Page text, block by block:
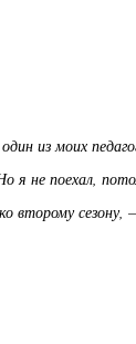
из моих
я не поехал,
второму сезону,